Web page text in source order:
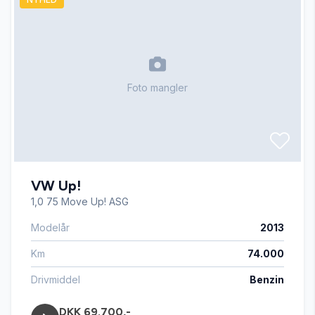
Dæktryksystem
Fartpilot
Fjernbetjent centrallås
Glastag
Foto mangler
VW Up!
1,0 75 Move Up! ASG
Modelår 2013
Km 74.000
Drivmiddel Benzin
DKK 69.700,-